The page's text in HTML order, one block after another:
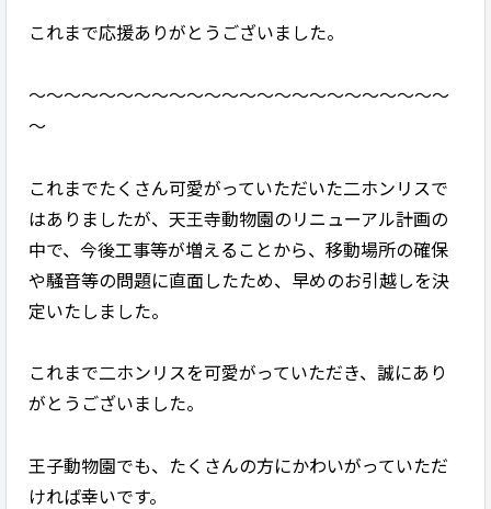
これまで応援ありがとうございました。
～～～～～～～～～～～～～～～～～～～～～～～～
～
これまでたくさん可愛がっていただいた二ホンリスで
はありましたが、天王寺動物園のリニューアル計画の
中で、今後工事等が増えることから、移動場所の確保
や騒音等の問題に直面したため、早めのお引越しを決
定いたしました。
これまで二ホンリスを可愛がっていただき、誠にあり
がとうございました。
王子動物園でも、たくさんの方にかわいがっていただ
ければ幸いです。